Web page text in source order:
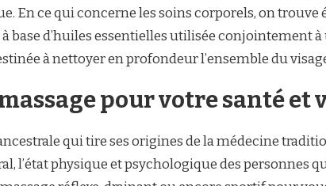
En ce qui concerne les soins corporels, on trouve
base d’huiles essentielles utilisée conjointement
à nettoyer en profondeur l’ensemble du
pour votre santé et
qui tire ses origines de la médecine
l’état physique et psychologique des personnes